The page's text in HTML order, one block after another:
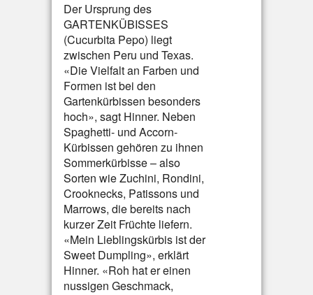
Der Ursprung des
GARTENKÜBISSES
(Cucurbita Pepo) liegt
zwischen Peru und Texas.
«Die Vielfalt an Farben und
Formen ist bei den
Gartenkürbissen besonders
hoch», sagt Hinner. Neben
Spaghetti- und Accorn-
Kürbissen gehören zu ihnen
Sommerkürbisse – also
Sorten wie Zuchini, Rondini,
Crooknecks, Patissons und
Marrows, die bereits nach
kurzer Zeit Früchte liefern.
«Mein Lieblingskürbis ist der
Sweet Dumpling», erklärt
Hinner. «Roh hat er einen
nussigen Geschmack,